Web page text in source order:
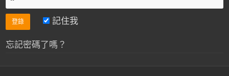
記住我
忘記密碼了嗎？